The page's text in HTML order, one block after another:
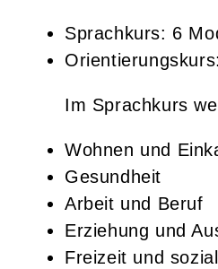
Sprachkurs: 6
Im Sprachkurs
Wohnen und
Gesundheit
Arbeit und Beruf
Erziehung und
Freizeit und